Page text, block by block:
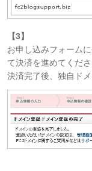
【3】
お申し込みフォーム
て決済を進めてくださ
決済完了後、独自ド